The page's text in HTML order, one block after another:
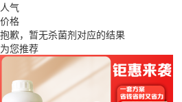
人气
价格
抱歉，暂无杀菌剂 对应的结果
为您推荐